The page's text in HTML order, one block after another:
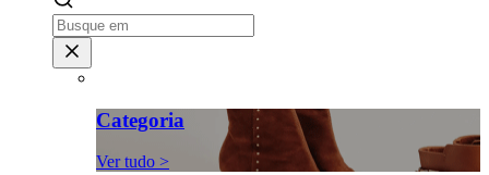
Categoria
Ver tudo >